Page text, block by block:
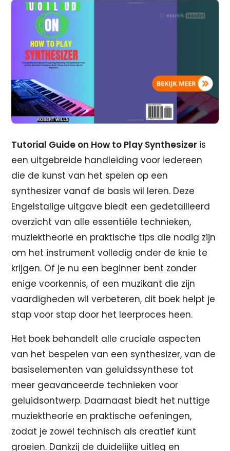
Tutorial Guide on How to Play Synthesizer is
een uitgebreide handleiding voor iedereen
die de kunst van het spelen op een
synthesizer vanaf de basis wil leren. Deze
Engelstalige uitgave biedt een gedetailleerd
overzicht van alle essentiële technieken,
muziektheorie en praktische tips die nodig zijn
om het instrument volledig onder de knie te
krijgen. Of je nu een beginner bent zonder
enige voorkennis, of een muzikant die zijn
vaardigheden wil verbeteren, dit boek helpt je
stap voor stap door het leerproces heen.
Het boek behandelt alle cruciale aspecten
van het bespelen van een synthesizer, van de
basiselementen van geluidssynthese tot
meer geavanceerde technieken voor
geluidsontwerp. Daarnaast biedt het nuttige
muziektheorie en praktische oefeningen,
zodat je zowel technisch als creatief kunt
groeien. Dankzij de duidelijke uitleg en